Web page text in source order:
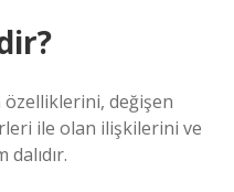
özelliklerini, değişen
ile olan ilişkilerini ve
dalıdır.